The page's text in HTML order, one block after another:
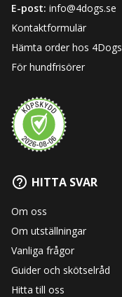
E-post: info@4dogs.se
Kontaktformulär
Hämta order hos 4Dogs
För hundfrisörer
HITTA SVAR
Om oss
Om utställningar
Vanliga frågor
Guider och skötselråd
Hitta till oss